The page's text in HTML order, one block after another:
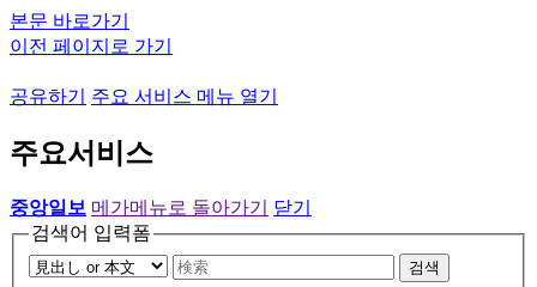
본문 바로가기
이전 페이지로 가기
공유하기 주요 서비스 메뉴 열기
주요서비스
중앙일보 메가메뉴로 돌아가기
닫기
검색어 입력폼
검색